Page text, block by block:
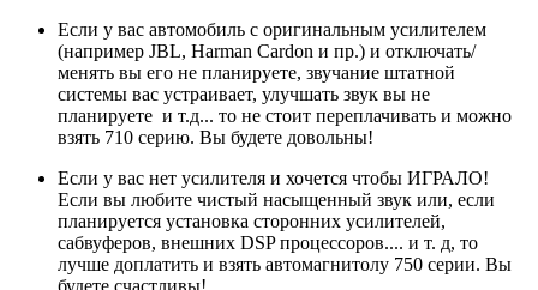
Если у вас автомобиль с оригинальным усилителем
(например JBL, Harman Cardon и пр.) и отключать/
менять вы его не планируете, звучание штатной
системы вас устраивает, улучшать звук вы не
планируете и т.д... то не стоит переплачивать и можно
взять 710 серию. Вы будете довольны!
Если у вас нет усилителя и хочется чтобы ИГРАЛО!
Если вы любите чистый насыщенный звук или, если
планируется установка сторонних усилителей,
сабвуферов, внешних DSP процессоров.... и т. д, то
лучше доплатить и взять автомагнитолу 750 серии. Вы
будете счастливы!